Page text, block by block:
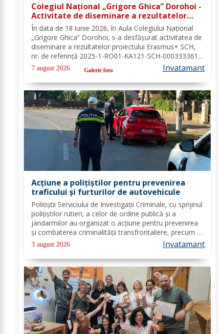
Colegiul Național „Grigore Ghica” Dorohoi -
Activitate de diseminare a rezultatelor
proiectului Erasmus+ SCH, 2025-1-RO01-
KA121-SCH-000333361
În data de 18 iunie 2026, în Aula Colegiului Național
„Grigore Ghica” Dorohoi, s-a desfășurat activitatea de
diseminare a rezultatelor proiectului Erasmus+ SCH,
nr. de referință 2025-1-RO01-KA121-SCH-000333361,
organizată de contabilul-șef, doamna Hrab Cristina, și
secretarul unității, doamna Alexa...
7 august 2026 Galerie foto Invatamant
Acțiune a polițiștilor pentru prevenirea
traficului și furturilor de autovehicule
Polițiștii Serviciului de Investigații Criminale, cu sprijinul
polițiștilor rutieri, a celor de ordine publică și a
jandarmilor au organizat o acțiune pentru prevenirea
și combaterea criminalității transfrontaliere, precum și
pentru combaterea traficului și furturilor de
autovehicule, pe raza...
3 august 2026 Invatamant